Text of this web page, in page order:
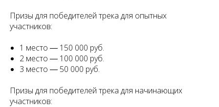
Призы для победителей трека для опытных
участников:
1 место ― 150 000 руб.
2 место ― 100 000 руб.
3 место ― 50 000 руб.
Призы для победителей трека для начинающих
участников: